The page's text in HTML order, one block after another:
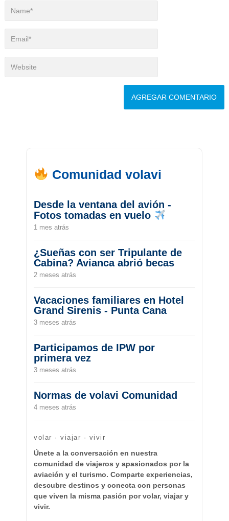
Comunidad volavi
Desde la ventana del avión -
Fotos tomadas en vuelo
1 mes atrás
¿Sueñas con ser Tripulante de
Cabina? Avianca abrió becas
2 meses atrás
Vacaciones familiares en Hotel
Grand Sirenis - Punta Cana
3 meses atrás
Participamos de IPW por
primera vez
3 meses atrás
Normas de volavi Comunidad
4 meses atrás
volar · viajar · vivir
Únete a la conversación en nuestra
comunidad de viajeros y apasionados por la
aviación y el turismo. Comparte experiencias,
descubre destinos y conecta con personas
que viven la misma pasión por volar, viajar y
vivir.